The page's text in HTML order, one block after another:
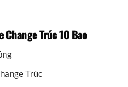
Change Trúc 10 Bao
Trúc